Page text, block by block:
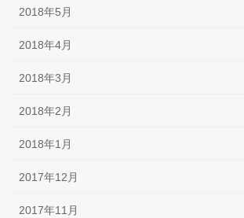
2018年5月
2018年4月
2018年3月
2018年2月
2018年1月
2017年12月
2017年11月